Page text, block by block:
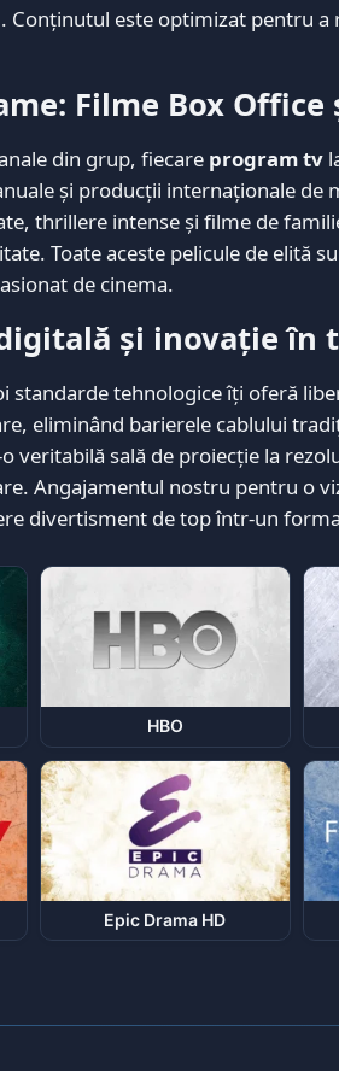
Conținutul este optimizat pentru a
Filme Box
din grup, fiecare program tv
și producții internaționale
thrillere intense și filme de
Toate aceste pelicule de elită
de cinema.
și inovație în
standarde tehnologice îți oferă
eliminând barierele cablului
veritabilă sală de proiecție la
Angajamentul nostru pentru o
divertisment de top într-un
HBO
Epic Drama HD